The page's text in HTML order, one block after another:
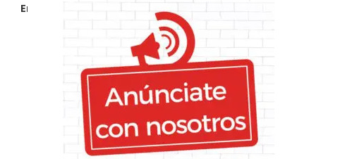
Niños sufren crueldad del
torrente migratorio
08/10/2021
la persona más...